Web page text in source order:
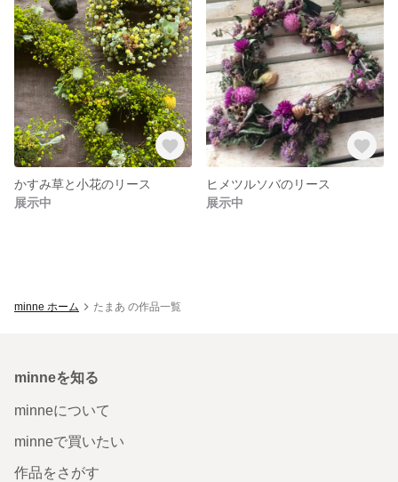
かすみ草と小花のリース
展示中
ヒメツルソバのリース
展示中
minne ホーム たまあ の作品一覧
minneを知る
minneについて
minneで買いたい
作品をさがす